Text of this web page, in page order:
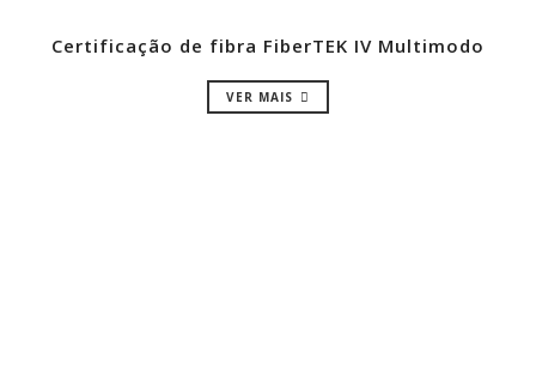
Certificação de fibra FiberTEK IV Multimodo
VER MAIS